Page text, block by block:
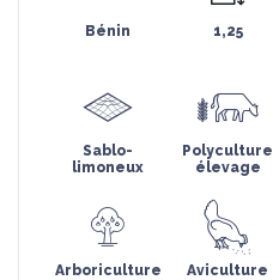
Bénin 1,25
Sablo-
limoneux
Polyculture
élevage
Arboriculture Aviculture